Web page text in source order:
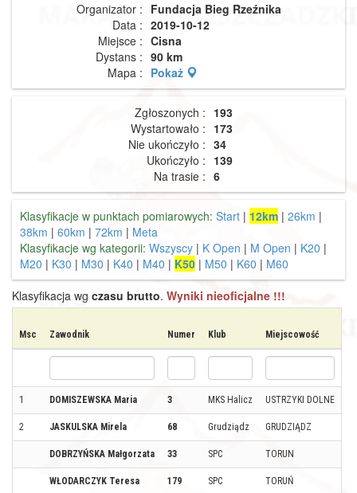
Organizator : Fundacja Bieg Rzeźnika
Data : 2019-10-12
Miejsce : Cisna
Dystans : 90 km
Mapa : Pokaż
Zgłoszonych : 193
Wystartowało : 173
Nie ukończyło : 34
Ukończyło : 139
Na trasie : 6
Klasyfikacje w punktach pomiarowych: Start | 12km | 26km |
38km | 60km | 72km | Meta
Klasyfikacje wg kategorii: Wszyscy | K Open | M Open | K20 |
M20 | K30 | M30 | K40 | M40 | K50 | M50 | K60 | M60
Klasyfikacja wg czasu brutto. Wyniki nieoficjalne !!!
Msc Zawodnik Numer Klub Miejscowość
1 DOMISZEWSKA Maria 3 MKS Halicz USTRZYKI DOLNE
2 JASKULSKA Mirela 68 Grudziądz GRUDZIĄDZ
DOBRZYŃSKA Małgorzata 33 SPC TORUN
WŁODARCZYK Teresa 179 SPC TORUŃ